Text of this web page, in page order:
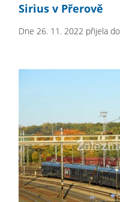
Sirius v Přerově
Dne 26. 11. 2022 přijela